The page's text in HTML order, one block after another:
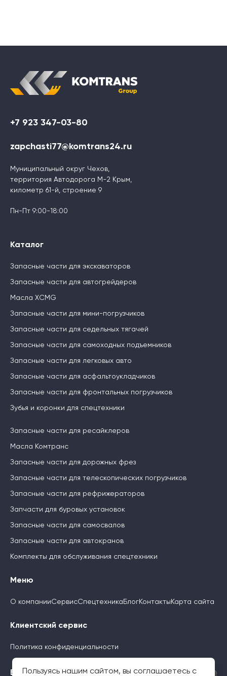
+7 923 347-03-80
zapchasti77@komtrans24.ru
Муниципальный округ Чехов,
территория Автодорога М-2 Крым,
километр 61-й, строение 9
Пн-Пт 9:00-18:00
Каталог
Запасные части для экскаваторов
Запасные части для автогрейдеров
Масла XCMG
Запасные части для мини-погрузчиков
Запасные части для седельных тягачей
Запасные части для самоходных подъемников
Запасные части для легковых авто
Запасные части для асфальтоукладчиков
Запасные части для фронтальных погрузчиков
Зубья и коронки для спецтехники
Запасные части для ресайклеров
Масла Комтранс
Запасные части для дорожных фрез
Запасные части для телескопических погрузчиков
Запасные части для рефрижераторов
Запчасти для буровых установок
Запасные части для самосвалов
Запасные части для автокранов
Комплекты для обслуживания спецтехники
Меню
О компанииСервисСпецтехника БлогКонтакты Карта сайта
Клиентский сервис
Политика конфиденциальности
Будьте с нами
Пользуясь нашим сайтом, вы соглашаетесь с